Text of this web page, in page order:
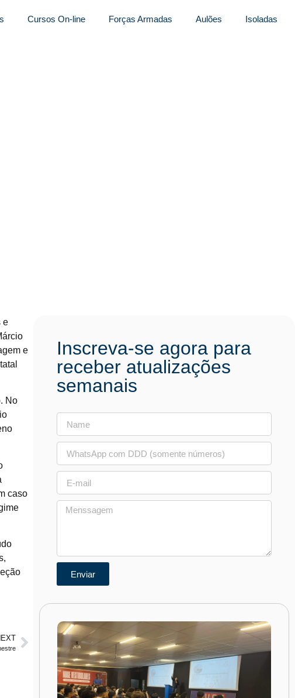
Cursos On-line Forças Armadas Aulões Isoladas
e
e
No
caso
Inscreva-se agora para
receber atualizações
semanais
Enviar